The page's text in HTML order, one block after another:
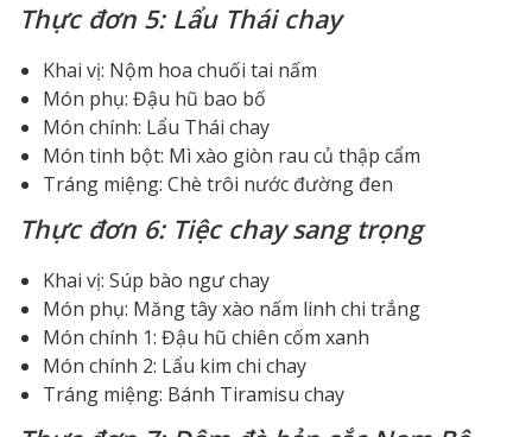
Thực đơn 5: Lẩu Thái chay
Khai vị: Nộm hoa chuối tai nấm
Món phụ: Đậu hũ bao bố
Món chính: Lẩu Thái chay
Món tinh bột: Mì xào giòn rau củ thập cẩm
Tráng miệng: Chè trôi nước đường đen
Thực đơn 6: Tiệc chay sang trọng
Khai vị: Súp bào ngư chay
Món phụ: Măng tây xào nấm linh chi trắng
Món chính 1: Đậu hũ chiên cốm xanh
Món chính 2: Lẩu kim chi chay
Tráng miệng: Bánh Tiramisu chay